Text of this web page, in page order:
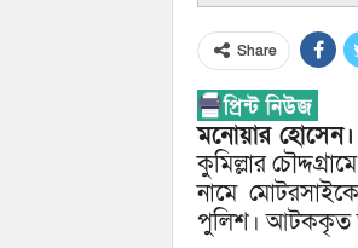
Share
মনোয়ার
কুমিল্লার
নামে
পুলিশ। আটককৃত